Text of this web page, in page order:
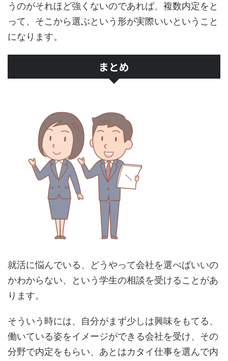
うのがそれほど強くないのであれば、複数内定をと
って、そこから選ぶという形が実際いいということ
になります。
まとめ
就活に悩んでいる、どうやって会社を選べばいいの
かわからない、という学生の相談を受けることがあ
ります。
そういう時には、自分がまず少しは興味をもてる、
働いている姿をイメージができる会社を受け、その
分野で内定をもらい、あとはカタイ仕事を選んで内